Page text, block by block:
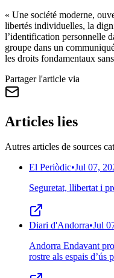
« Une société moderne,
libertés individuelles, la
l’identification personnelle
groupe dans un
les droits fondamentaux
Partager l'article via
Articles lies
Autres articles de sources
El Periòdic•Jul 07,
Seguretat, llibertat i
Diari d'Andorra•Jul
Andorra Endavant
rostre als espais d’ús